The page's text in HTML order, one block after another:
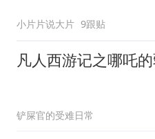
《年会不能停！2》
小片片说大片 9跟贴
凡人西游记之哪吒
铲屎官的受难日常